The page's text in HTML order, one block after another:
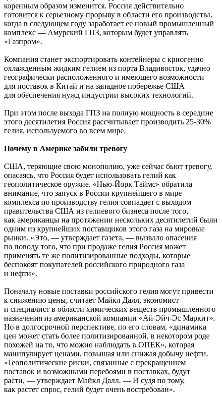
коренным образом изменится. Россия действительно
готовится к серьезному прорыву в области его производства,
когда в следующем году заработает ее новый промышленный
комплекс — Амурский ГПЗ, которым будет управлять
«Газпром».
Компания станет экспортировать контейнеры с криогенно
охлажденным жидким гелием из порта Владивосток, удачно
географически расположенного и имеющего возможности
для поставок в Китай и на западное побережье США
для обеспечения нужд индустрии высоких технологий.
При этом после выхода ГПЗ на полную мощность в середине
этого десятилетия Россия рассчитывает производить 25-30%
гелия, используемого во всем мире.
Почему в Америке забили тревогу
США, теряющие свою монополию, уже сейчас бьют тревогу,
опасаясь, что Россия будет использовать гелий как
геополитическое оружие. «Нью-Йорк Таймс» обратила
внимание, что запуск в России крупнейшего в мире
комплекса по производству гелия совпадает с выходом
правительства США из гелиевого бизнеса после того,
как американцы на протяжении нескольких десятилетий были
одним из крупнейших поставщиков этого газа на мировые
рынки. «Это, — утверждает газета, — вызвало опасения
по поводу того, что при продаже гелия Россия может
применять те же политизированные подходы, которые
беспокоят покупателей российского природного газа
и нефти».
Поначалу новые поставки российского гелия могут привести
к снижению цены, считает Майкл Далл, экономист
и специалист в области химических веществ промышленного
назначения из американской компании «Ай-Эйч-Эс Маркит».
Но в долгосрочной перспективе, по его словам, «динамика
цен может стать более политизированной, в некотором роде
похожей на то, что можно наблюдать в ОПЕК», которая
манипулирует ценами, повышая или снижая добычу нефти.
«Геополитические риски, связанные с прекращением
поставок и возможными перебоями в поставках, будут
расти, — утверждает Майкл Далл. — И судя по тому,
как растет спрос, гелий будет очень востребован».